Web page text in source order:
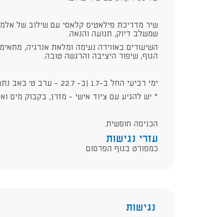
שיר מדריכת פילאטיס קלאסי עם שילוב של
שמשלב דיוק, תנועה והנאה.
השיעורים באווירה נעימה ומלאת אנרגיה,
הגוף, שיפור היציבה והרגשה טובה.
ימי רביעי החל ב-1.7 (ב- 22.7 - ערב ט' באב נתחיל ב-18:00).
* יש להגיע עם ציוד אישי - מזרן, בקבוק מים
הכניסה חופשית.
עזרי נגישות
כמפורט בגוף הפרסום
נגישות